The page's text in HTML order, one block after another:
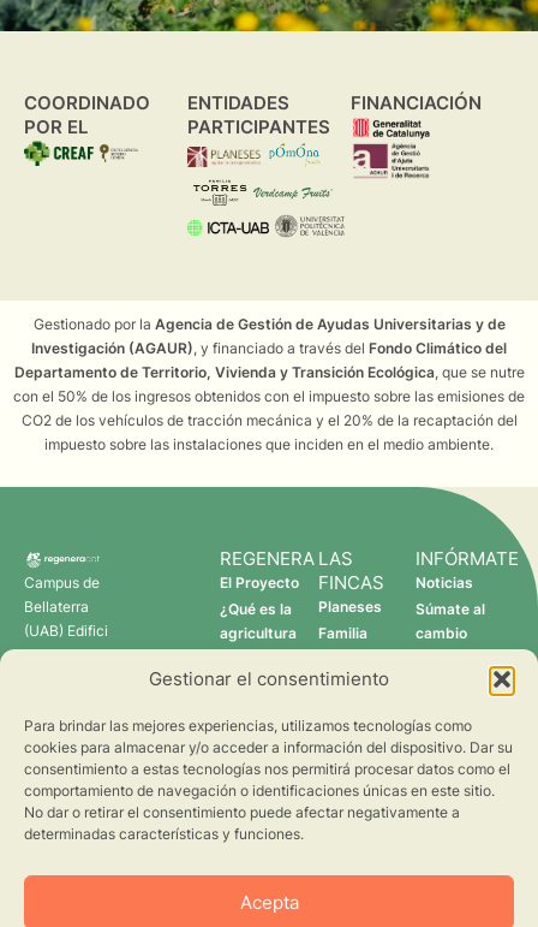
Gestionar el consentimiento
Para brindar las mejores experiencias, utilizamos tecnologías como
cookies para almacenar y/o acceder a información del dispositivo. Dar su
consentimiento a estas tecnologías nos permitirá procesar datos como el
comportamiento de navegación o identificaciones únicas en este sitio.
No dar o retirar el consentimiento puede afectar negativamente a
determinadas características y funciones.
Acepta
COORDINADO
POR EL
ENTIDADES
PARTICIPANTES
FINANCIACIÓN
Gestionado por la Agencia de Gestión de Ayudas Universitarias y de
Investigación (AGAUR), y financiado a través del Fondo Climático del
Departamento de Territorio, Vivienda y Transición Ecológica, que se nutre
con el 50% de los ingresos obtenidos con el impuesto sobre las emisiones de
CO2 de los vehículos de tracción mecánica y el 20% de la recaptación del
impuesto sobre las instalaciones que inciden en el medio ambiente.
Campus de
Bellaterra
(UAB) Edifici
C 08193
regenera@creaf.uab.cat
REGENERA
El Proyecto
¿Qué es la
agricultura
Quién somos
LAS
FINCAS
Planeses
Familia
Verdcamp
Pomona
Fruits
INFÓRMATE
Noticias
Súmate al
cambio